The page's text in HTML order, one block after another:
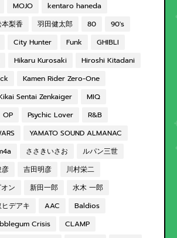
MOJO
kentaro haneda
本梨香 羽田健太郎 80
90's
City Hunter Funk
GHIBLI
Hikaru Kurosaki
Hiroshi Kitadani
Kamen Rider Zero-One
Sentai Zenkaiger
MIQ
OP Psychic Lover
R&B
YAMATO SOUND ALMANAC
ささきいさお
ルパン三世
彦 吉田明彦
川村栄二
ン
新田一郎
水木 一郎
デアキ AAC
Baldios
Crisis
CLAMP